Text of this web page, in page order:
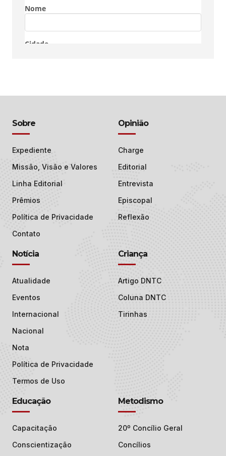
Sobre
Expediente
Missão, Visão e Valores
Linha Editorial
Prêmios
Política de Privacidade
Contato
Opinião
Charge
Editorial
Entrevista
Episcopal
Reflexão
Notícia
Atualidade
Eventos
Internacional
Nacional
Nota
Política de Privacidade
Termos de Uso
Criança
Artigo DNTC
Coluna DNTC
Tirinhas
Educação
Capacitação
Conscientização
Metodismo
20º Concílio Geral
Concílios